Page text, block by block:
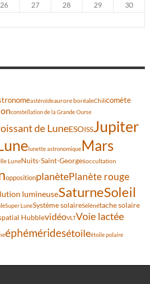
26 27 28 29
30
astéroïdeaurore boréaleChilicomète
constellation de la Grande Ourse
de LuneESOISSJupiter
lunette astronomiqueMars
LuneNuits-Saint-Georgesoccultation
oppositionplanètePlanète rouge
lumineuseSaturneSoleil
Super LuneSystème solaireSélénétache solaire
HubblevidéoVLTVoie lactée
éphéméridesétoileétoile polaire